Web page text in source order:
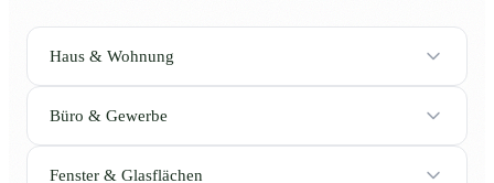
Haus & Wohnung
Büro & Gewerbe
Fenster & Glasflächen